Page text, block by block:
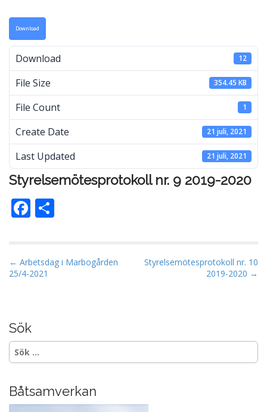
Download
Download 12
File Size 354.45 KB
File Count 1
Create Date 21 juli, 2021
Last Updated 21 juli, 2021
Styrelsemötesprotokoll nr. 9 2019-2020
F
b
o
k
P
o
n
a
v
g
a
← Arbetsdag i Marbogården
25/4-2021
Styrelsemötesprotokoll nr. 10
2019-2020 →
Sök
Sök
efter:
Båtsamverkan